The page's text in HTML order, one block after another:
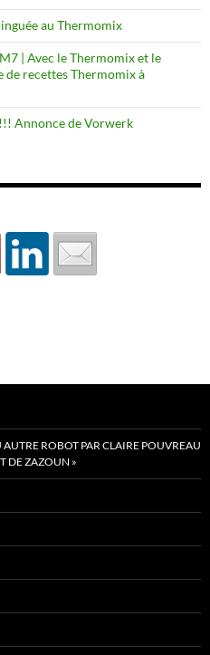
au Thermomix
| Avec le Thermomix et le
de recettes Thermomix à
Annonce de Vorwerk
ROBOT PAR CLAIRE POUVREAU
DE ZAZOUN »